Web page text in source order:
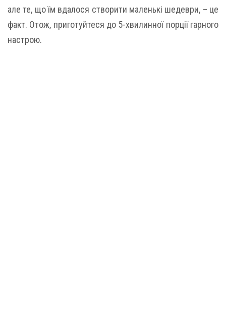
але те, що їм вдалося створити маленькі шедеври, – це
факт. Отож, приготуйтеся до 5-хвилинної порції гарного
настрою.